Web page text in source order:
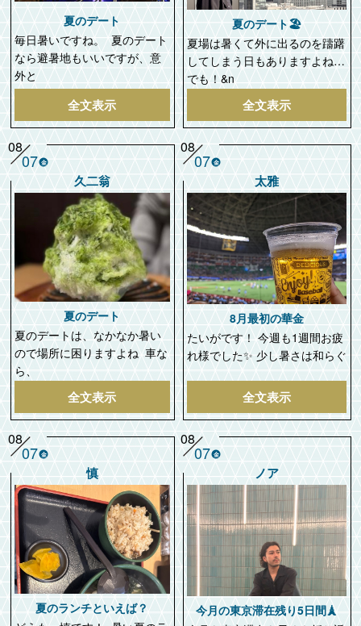
夏のデート
毎日暑いですね。 夏のデート
なら避暑地もいいですが、意
外と
全文表示
夏のデート🏖️
夏場は暑くて外に出るのを躊躇
してしまう日もありますよね…
でも！&n
全文表示
久二翁
夏のデート
夏のデートは、なかなか暑い
ので場所に困りますよね 車な
ら、
全文表示
08
07 金
太雅
8月最初の華金
たいがです！ 今週も1週間お疲
れ様でした✨ 少し暑さは和らぐ
全文表示
08
07 金
慎
夏のランチといえば？
08
07 金
ノア
今月の東京滞在残り5日間🗼
08
07 金